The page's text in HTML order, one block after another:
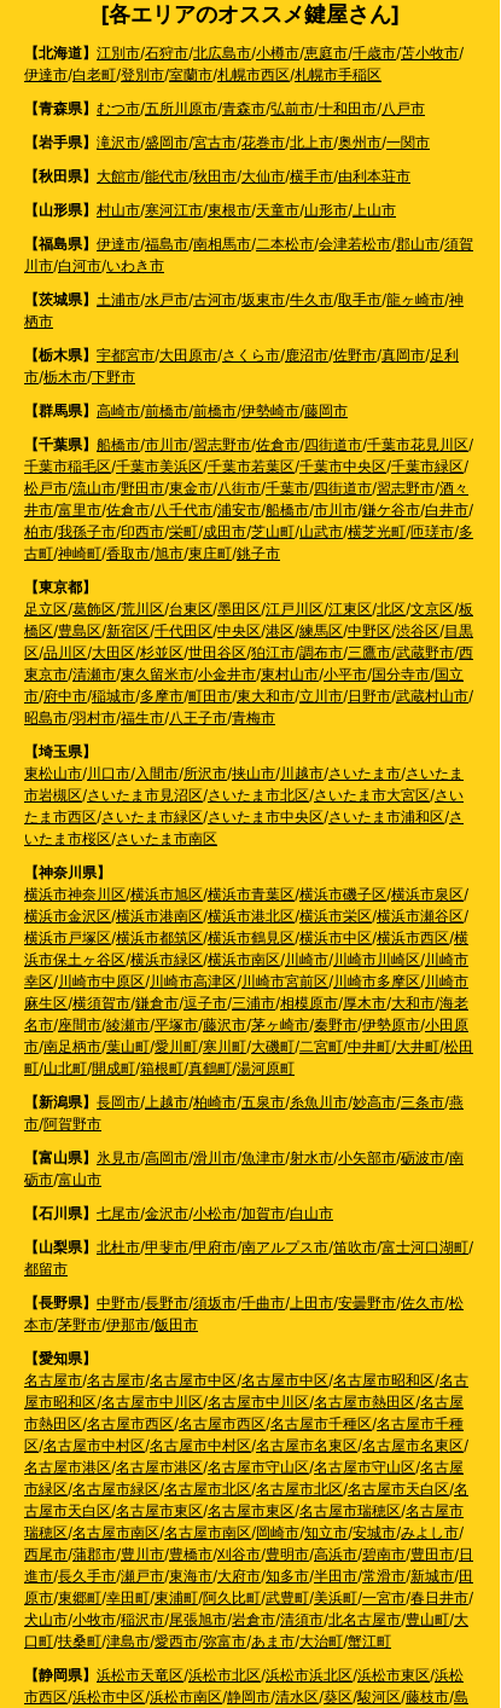
[各エリアのオススメ鍵屋さん]
【北海道】 江別市/石狩市/北広島市/小樽市/恵庭市/千歳市/苫小牧市/
伊達市/白老町/登別市/室蘭市/札幌市西区/札幌市手稲区
【青森県】 むつ市/五所川原市/青森市/弘前市/十和田市/八戸市
【岩手県】 滝沢市/盛岡市/宮古市/花巻市/北上市/奥州市/一関市
【秋田県】 大館市/能代市/秋田市/大仙市/横手市/由利本荘市
【山形県】 村山市/寒河江市/東根市/天童市/山形市/上山市
【福島県】 伊達市/福島市/南相馬市/二本松市/会津若松市/郡山市/須賀
川市/白河市/いわき市
【茨城県】 土浦市/水戸市/古河市/坂東市/牛久市/取手市/龍ヶ崎市/神
栖市
【栃木県】 宇都宮市/大田原市/さくら市/鹿沼市/佐野市/真岡市/足利
市/栃木市/下野市
【群馬県】 高崎市/前橋市/前橋市/伊勢崎市/藤岡市
【千葉県】 船橋市/市川市/習志野市/佐倉市/四街道市/千葉市花見川区/
千葉市稲毛区/千葉市美浜区/千葉市若葉区/千葉市中央区/千葉市緑区/
松戸市/流山市/野田市/東金市/八街市/千葉市/四街道市/習志野市/酒々
井市/富里市/佐倉市/八千代市/浦安市/船橋市/市川市/鎌ケ谷市/白井市/
柏市/我孫子市/印西市/栄町/成田市/芝山町/山武市/横芝光町/匝瑳市/多
古町/神崎町/香取市/旭市/東庄町/銚子市
【東京都】
足立区/葛飾区/荒川区/台東区/墨田区/江戸川区/江東区/北区/文京区/板
橋区/豊島区/新宿区/千代田区/中央区/港区/練馬区/中野区/渋谷区/目黒
区/品川区/大田区/杉並区/世田谷区/狛江市/調布市/三鷹市/武蔵野市/西
東京市/清瀬市/東久留米市/小金井市/東村山市/小平市/国分寺市/国立
市/府中市/稲城市/多摩市/町田市/東大和市/立川市/日野市/武蔵村山市/
昭島市/羽村市/福生市/八王子市/青梅市
【埼玉県】
東松山市/川口市/入間市/所沢市/挟山市/川越市/さいたま市/さいたま
市岩槻区/さいたま市見沼区/さいたま市北区/さいたま市大宮区/さい
たま市西区/さいたま市緑区/さいたま市中央区/さいたま市浦和区/さ
いたま市桜区/さいたま市南区
【神奈川県】
横浜市神奈川区/横浜市旭区/横浜市青葉区/横浜市磯子区/横浜市泉区/
横浜市金沢区/横浜市港南区/横浜市港北区/横浜市栄区/横浜市瀬谷区/
横浜市戸塚区/横浜市都筑区/横浜市鶴見区/横浜市中区/横浜市西区/横
浜市保土ヶ谷区/横浜市緑区/横浜市南区/川崎市/川崎市川崎区/川崎市
幸区/川崎市中原区/川崎市高津区/川崎市宮前区/川崎市多摩区/川崎市
麻生区/横須賀市/鎌倉市/逗子市/三浦市/相模原市/厚木市/大和市/海老
名市/座間市/綾瀬市/平塚市/藤沢市/茅ヶ崎市/秦野市/伊勢原市/小田原
市/南足柄市/葉山町/愛川町/寒川町/大磯町/二宮町/中井町/大井町/松田
町/山北町/開成町/箱根町/真鶴町/湯河原町
【新潟県】 長岡市/上越市/柏崎市/五泉市/糸魚川市/妙高市/三条市/燕
市/阿賀野市
【富山県】 氷見市/高岡市/滑川市/魚津市/射水市/小矢部市/砺波市/南
砺市/富山市
【石川県】 七尾市/金沢市/小松市/加賀市/白山市
【山梨県】 北杜市/甲斐市/甲府市/南アルプス市/笛吹市/富士河口湖町/
都留市
【長野県】 中野市/長野市/須坂市/千曲市/上田市/安曇野市/佐久市/松
本市/茅野市/伊那市/飯田市
【愛知県】
名古屋市/名古屋市/名古屋市中区/名古屋市中区/名古屋市昭和区/名古
屋市昭和区/名古屋市中川区/名古屋市中川区/名古屋市熱田区/名古屋
市熱田区/名古屋市西区/名古屋市西区/名古屋市千種区/名古屋市千種
区/名古屋市中村区/名古屋市中村区/名古屋市名東区/名古屋市名東区/
名古屋市港区/名古屋市港区/名古屋市守山区/名古屋市守山区/名古屋
市緑区/名古屋市緑区/名古屋市北区/名古屋市北区/名古屋市天白区/名
古屋市天白区/名古屋市東区/名古屋市東区/名古屋市瑞穂区/名古屋市
瑞穂区/名古屋市南区/名古屋市南区/岡崎市/知立市/安城市/みよし市/
西尾市/蒲郡市/豊川市/豊橋市/刈谷市/豊明市/高浜市/碧南市/豊田市/日
進市/長久手市/瀬戸市/東海市/大府市/知多市/半田市/常滑市/新城市/田
原市/東郷町/幸田町/東浦町/阿久比町/武豊町/美浜町/一宮市/春日井市/
犬山市/小牧市/稲沢市/尾張旭市/岩倉市/清須市/北名古屋市/豊山町/大
口町/扶桑町/津島市/愛西市/弥富市/あま市/大治町/蟹江町
【静岡県】 浜松市天竜区/浜松市北区/浜松市浜北区/浜松市東区/浜松
市西区/浜松市中区/浜松市南区/静岡市/清水区/葵区/駿河区/藤枝市/島